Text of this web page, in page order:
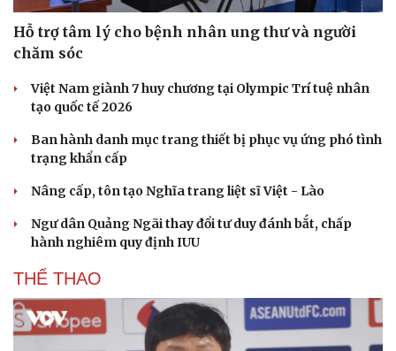
Hỗ trợ tâm lý cho bệnh nhân ung thư và người
chăm sóc
Việt Nam giành 7 huy chương tại Olympic Trí tuệ nhân
tạo quốc tế 2026
Ban hành danh mục trang thiết bị phục vụ ứng phó tình
trạng khẩn cấp
Nâng cấp, tôn tạo Nghĩa trang liệt sĩ Việt - Lào
Ngư dân Quảng Ngãi thay đổi tư duy đánh bắt, chấp
hành nghiêm quy định IUU
THỂ THAO